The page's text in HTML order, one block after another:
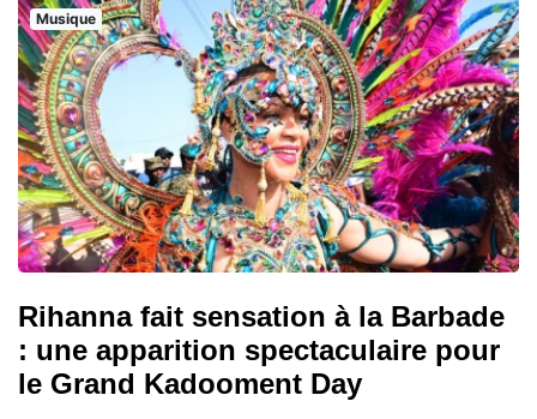
Musique
Rihanna fait sensation à la Barbade
: une apparition spectaculaire pour
le Grand Kadooment Day